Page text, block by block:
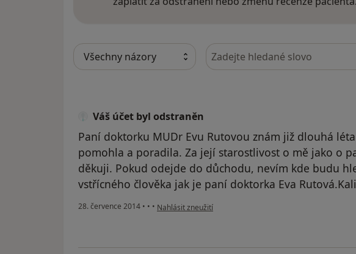
Hledejte v názorech
Váš účet byl odstraněn
Paní doktorku MUDr Evu Rutovou znám již dlouhá
pomohla a poradila. Za její starostlivost o mě jako o
děkuji. Pokud odejde do důchodu, nevím kde budu
vstřícného člověka jak je paní doktorka Eva
28. července 2014 • • • podle názoru uživatele Váš účet byl odstraněn
Nahlásit zneužití